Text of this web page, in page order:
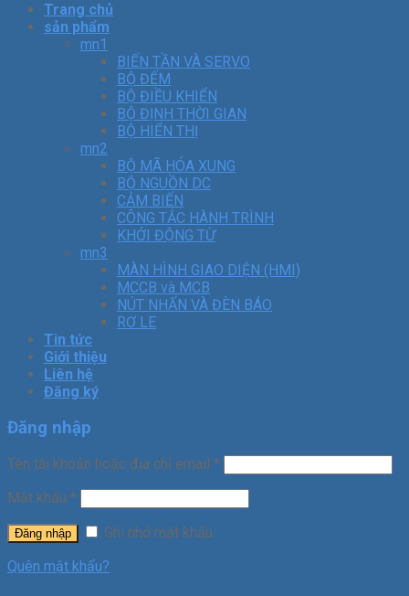
Trang chủ
sản phẩm
mn1
BIẾN TẦN VÀ SERVO
BỘ ĐẾM
BỘ ĐIỀU KHIỂN
BỘ ĐỊNH THỜI GIAN
BỘ HIỂN THỊ
mn2
BỘ MÃ HÓA XUNG
BỘ NGUỒN DC
CẢM BIẾN
CÔNG TẮC HÀNH TRÌNH
KHỞI ĐỘNG TỪ
mn3
MÀN HÌNH GIAO DIỆN (HMI)
MCCB và MCB
NÚT NHẤN VÀ ĐÈN BÁO
RƠ LE
Tin tức
Giới thiệu
Liên hệ
Đăng ký
Đăng nhập
Tên tài khoản hoặc địa chỉ email *
Mật khẩu *
Đăng nhập
Ghi nhớ mật khẩu
Quên mật khẩu?